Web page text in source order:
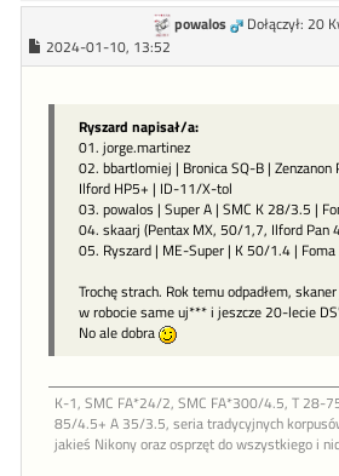
powalos
Dołączył: 20
2024-01-10, 13:52
Ryszard napisał/a:
01. jorge.martinez
02. bbartlomiej | Bronica SQ-B |
Ilford HP5+ | ID-11/X-tol
03. powalos | Super A | SMC K 28/3.5 |
04. skaarj (Pentax MX, 50/1,7, Ilford Pan
05. Ryszard | ME-Super | K 50/1.4 |
Trochę strach. Rok temu odpadłem,
w robocie same uj*** i jeszcze 20-lecie
No ale dobra
K-1, SMC FA*24/2, SMC FA*300/4.5, T 28-
85/4.5+ A 35/3.5, seria tradycyjnych
jakieś Nikony oraz osprzęt do wszystkiego i